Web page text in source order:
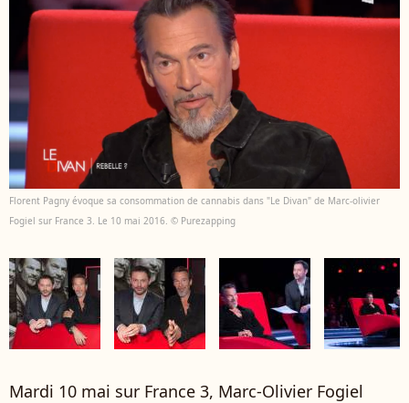
Florent Pagny évoque sa consommation de cannabis dans "Le Divan" de Marc-olivier
Fogiel sur France 3. Le 10 mai 2016. © Purezapping
Mardi 10 mai sur France 3, Marc-Olivier Fogiel